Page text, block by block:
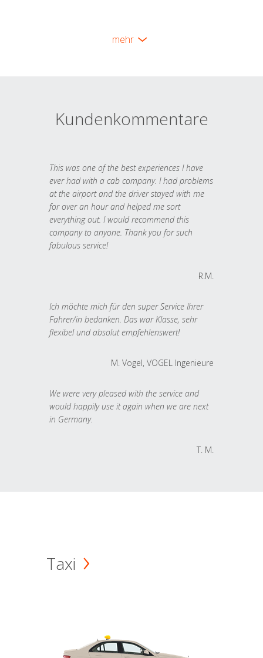
mehr
Kundenkommentare
This was one of the best experiences I have
ever had with a cab company. I had problems
at the airport and the driver stayed with me
for over an hour and helped me sort
everything out. I would recommend this
company to anyone. Thank you for such
fabulous service!
R.M.
Ich möchte mich für den super Service Ihrer
Fahrer/in bedanken. Das war Klasse, sehr
flexibel und absolut empfehlenswert!
M. Vogel, VOGEL Ingenieure
We were very pleased with the service and
would happily use it again when we are next
in Germany.
T. M.
Taxi